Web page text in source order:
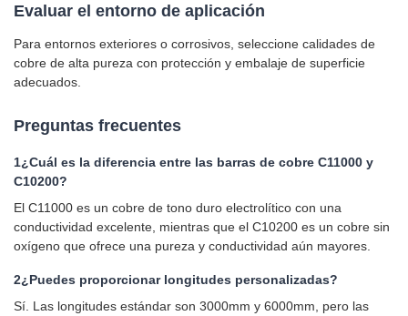
Evaluar el entorno de aplicación
Para entornos exteriores o corrosivos, seleccione calidades de
cobre de alta pureza con protección y embalaje de superficie
adecuados.
Preguntas frecuentes
1¿Cuál es la diferencia entre las barras de cobre C11000 y
C10200?
El C11000 es un cobre de tono duro electrolítico con una
conductividad excelente, mientras que el C10200 es un cobre sin
oxígeno que ofrece una pureza y conductividad aún mayores.
2¿Puedes proporcionar longitudes personalizadas?
Sí. Las longitudes estándar son 3000mm y 6000mm, pero las